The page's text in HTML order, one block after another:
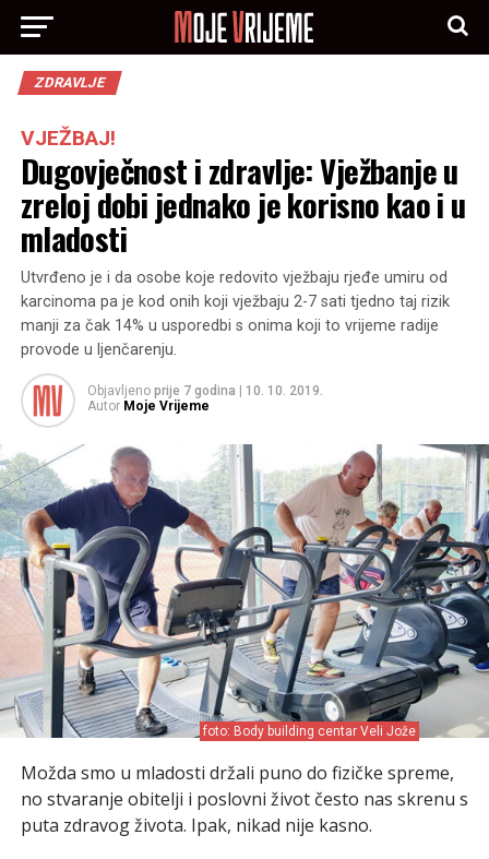
ZDRAVLJE
VJEŽBAJ!
Dugovječnost i zdravlje: Vježbanje u
zreloj dobi jednako je korisno kao i u
mladosti
Utvrđeno je i da osobe koje redovito vježbaju rjeđe umiru od
karcinoma pa je kod onih koji vježbaju 2-7 sati tjedno taj rizik
manji za čak 14% u usporedbi s onima koji to vrijeme radije
provode u ljenčarenju.
Objavljeno prije 7 godina
10. 10. 2019.
Autor Moje Vrijeme
foto: Body building centar Veli Jože
Možda smo u mladosti držali puno do fizičke spreme,
no stvaranje obitelji i poslovni život često nas skrenu s
puta zdravog života. Ipak, nikad nije kasno.